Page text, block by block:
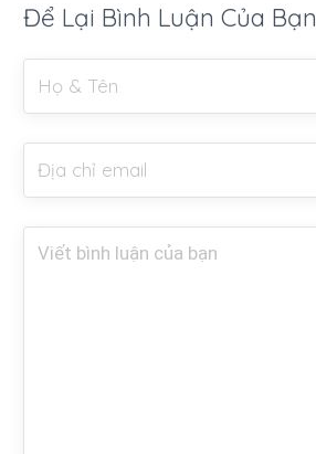
Để Lại Bình Luận Của Bạn